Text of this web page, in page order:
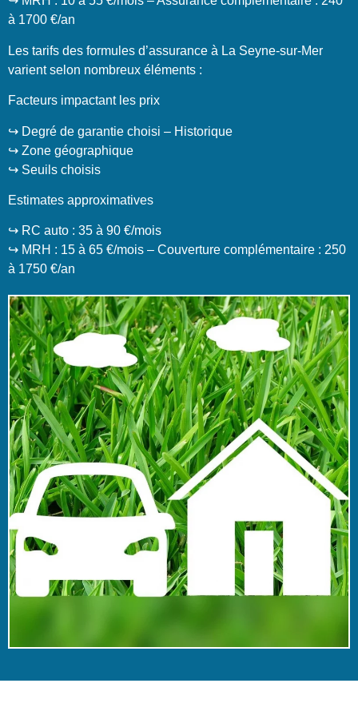
à 1700 €/an
Les tarifs des formules d’assurance à La Seyne-sur-Mer
varient selon nombreux éléments :
Facteurs impactant les prix
↪️ Degré de garantie choisi – Historique
↪️ Zone géographique
↪️ Seuils choisis
Estimates approximatives
↪️ RC auto : 35 à 90 €/mois
↪️ MRH : 15 à 65 €/mois – Couverture complémentaire : 250
à 1750 €/an